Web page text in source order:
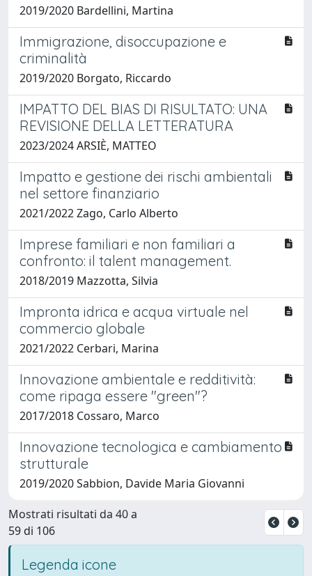
2019/2020 Bardellini, Martina
Immigrazione, disoccupazione e
criminalità
2019/2020 Borgato, Riccardo
IMPATTO DEL BIAS DI RISULTATO: UNA
REVISIONE DELLA LETTERATURA
2023/2024 ARSIÈ, MATTEO
Impatto e gestione dei rischi ambientali
nel settore finanziario
2021/2022 Zago, Carlo Alberto
Imprese familiari e non familiari a
confronto: il talent management.
2018/2019 Mazzotta, Silvia
Impronta idrica e acqua virtuale nel
commercio globale
2021/2022 Cerbari, Marina
Innovazione ambientale e redditività:
come ripaga essere "green"?
2017/2018 Cossaro, Marco
Innovazione tecnologica e cambiamento
strutturale
2019/2020 Sabbion, Davide Maria Giovanni
Mostrati risultati da 40 a
59 di 106
Legenda icone